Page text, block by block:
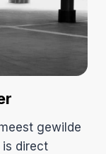
gewilde
is direct